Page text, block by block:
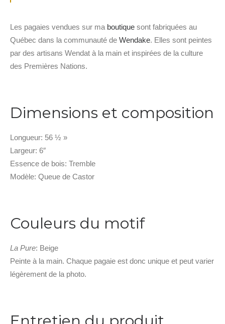
Les pagaies vendues sur ma boutique sont fabriquées au
Québec dans la communauté de Wendake. Elles sont peintes
par des artisans Wendat à la main et inspirées de la culture
des Premières Nations.
Dimensions et composition
Longueur: 56 ½ »
Largeur: 6″
Essence de bois: Tremble
Modèle: Queue de Castor
Couleurs du motif
La Pure: Beige
Peinte à la main. Chaque pagaie est donc unique et peut varier
légèrement de la photo.